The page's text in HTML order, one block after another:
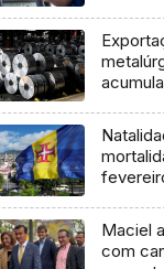
Maciel
com